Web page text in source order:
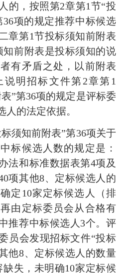
的，按照第2章第1节“投
项的规定推荐中标候选
章第1节投标须知前附表
知前附表是投标须知的说
有矛盾之处，以前附表
说明招标文件第2章第1
”第36项的规定是评标委
人的法定依据。
知前附表”第36项关于
标候选人数的规定是：
法和标准数据表第4项及
项其他8、定标候选人的
定10家定标候选人（排
由定标委员会从合格有
推荐中标候选人3个。评
员会发现招标文件“投标
他8、定标候选人的数量
失，未明确10家定标候